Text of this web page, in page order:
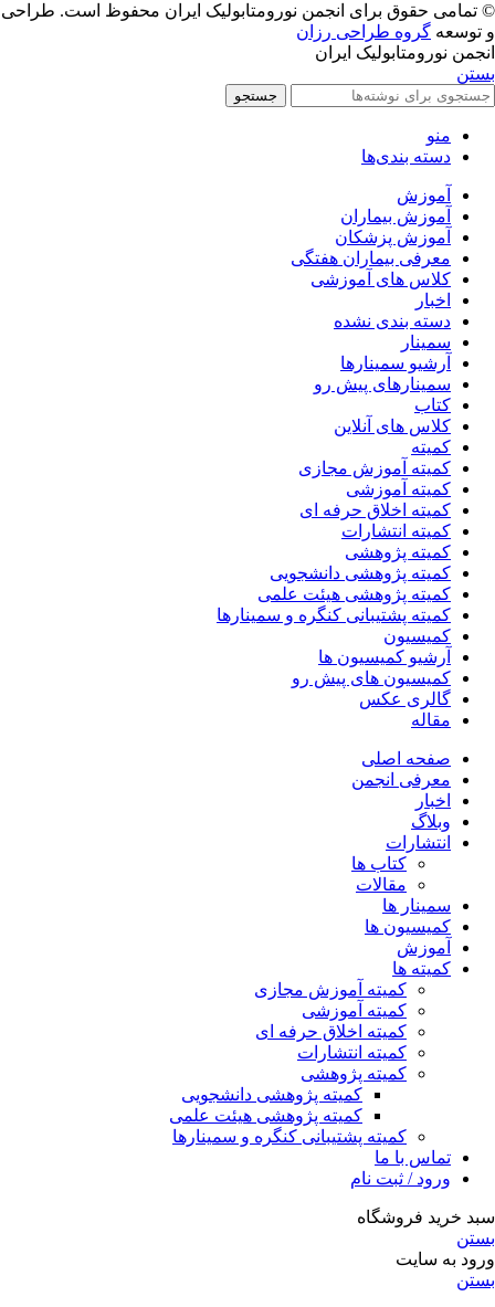
© تمامی حقوق برای انجمن نورومتابولیک ایران محفوظ است. طراحی
و توسعه گروه طراحی رزان
انجمن نورومتابولیک ایران
بستن
جستجو
منو
دسته بندی‌ها
آموزش
آموزش بیماران
آموزش پزشکان
معرفی بیماران هفتگی
کلاس های آموزشی
اخبار
دسته بندی نشده
سمینار
آرشیو سمینارها
سمینارهای پیش رو
کتاب
کلاس های آنلاین
کمیته
کمیته آموزش مجازی
کمیته آموزشی
کمیته اخلاق حرفه ای
کمیته انتشارات
کمیته پژوهشی
کمیته پژوهشی دانشجویی
کمیته پژوهشی هیئت علمی
کمیته پشتیبانی کنگره و سمینارها
کمیسیون
آرشیو کمیسیون ها
کمیسیون های پیش رو
گالری عکس
مقاله
صفحه اصلی
معرفی انجمن
اخبار
وبلاگ
انتشارات
کتاب ها
مقالات
سمینار ها
کمیسیون ها
آموزش
کمیته ها
کمیته آموزش مجازی
کمیته آموزشی
کمیته اخلاق حرفه ای
کمیته انتشارات
کمیته پژوهشی
کمیته پژوهشی دانشجویی
کمیته پژوهشی هیئت علمی
کمیته پشتیبانی کنگره و سمینارها
تماس با ما
ورود / ثبت نام
سبد خرید فروشگاه
بستن
ورود به سایت
بستن